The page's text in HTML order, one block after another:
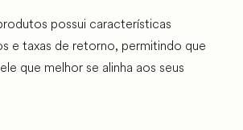
possui características
e taxas de retorno, permitindo que
que melhor se alinha aos seus